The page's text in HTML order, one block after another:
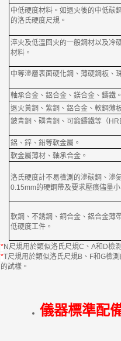
中低硬度材料。如退火後的中低碳
的洛氏硬度尺規。
淬火及低溫回火的一般鋼材以及冷
材料。
中等滲層表面硬化鋼、薄硬鋼板、
軸承合金、鋁合金、鎂合金、鑄鐵
退火黃銅、紫銅、鋁合金、軟鋼薄
鈹青銅、磷青銅、可鍛鑄鐵等（
鋁、鋅、鉛等軟金屬。
軟金屬薄材、軸承合金。
洛氏硬度計不易檢測的滲碳鋼、滲
0.15mm的硬鋼帶及要求壓痕儘量
軟鋼、不銹鋼、銅合金、鋁合金薄
低硬度工件。
*N尺規用於類似洛氏尺規C、A和D檢
*T尺規用於類似洛氏尺規B、F和G檢
的試樣。
儀器標準配